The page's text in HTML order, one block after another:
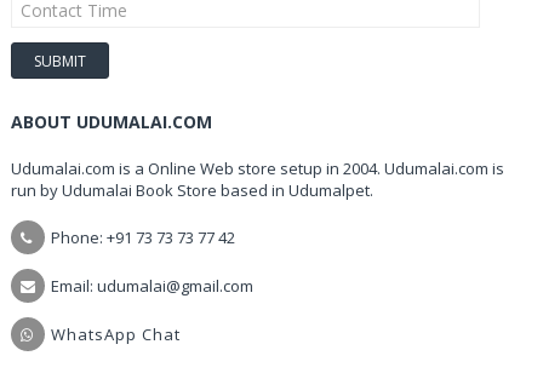
ABOUT UDUMALAI.COM
Udumalai.com is a Online Web store setup in 2004. Udumalai.com is
run by Udumalai Book Store based in Udumalpet.
Phone: +91 73 73 73 77 42
Email: udumalai@gmail.com
WhatsApp Chat